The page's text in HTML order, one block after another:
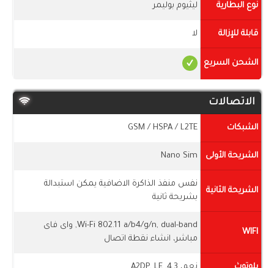
نوع البطارية ليثيوم بوليمر
قابلة للإزالة لا
الشحن السريع
الاتصالات
الشبكات GSM / HSPA / L2TE
الشريحة الأولى Nano Sim
الشريحة الثانية
نفس منفذ الذاكرة الاضافية يمكن استبدالة
بشريحة ثانية
WIFI
Wi-Fi 802.11 a/b4/g/n, dual-band, واى فاى
مباشر، انشاء نقطة اتصال